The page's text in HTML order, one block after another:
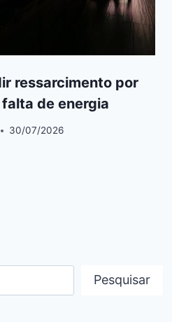
ressarcimento por
de energia
30/07/2026
Pesquisar